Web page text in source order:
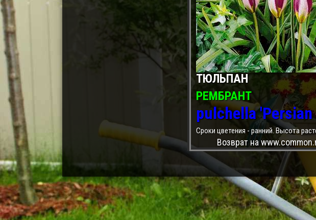
ТЮЛЬПАН
РЕМБРАНТ
pulchella
Сроки цветения - ранний. Высота
Возврат на